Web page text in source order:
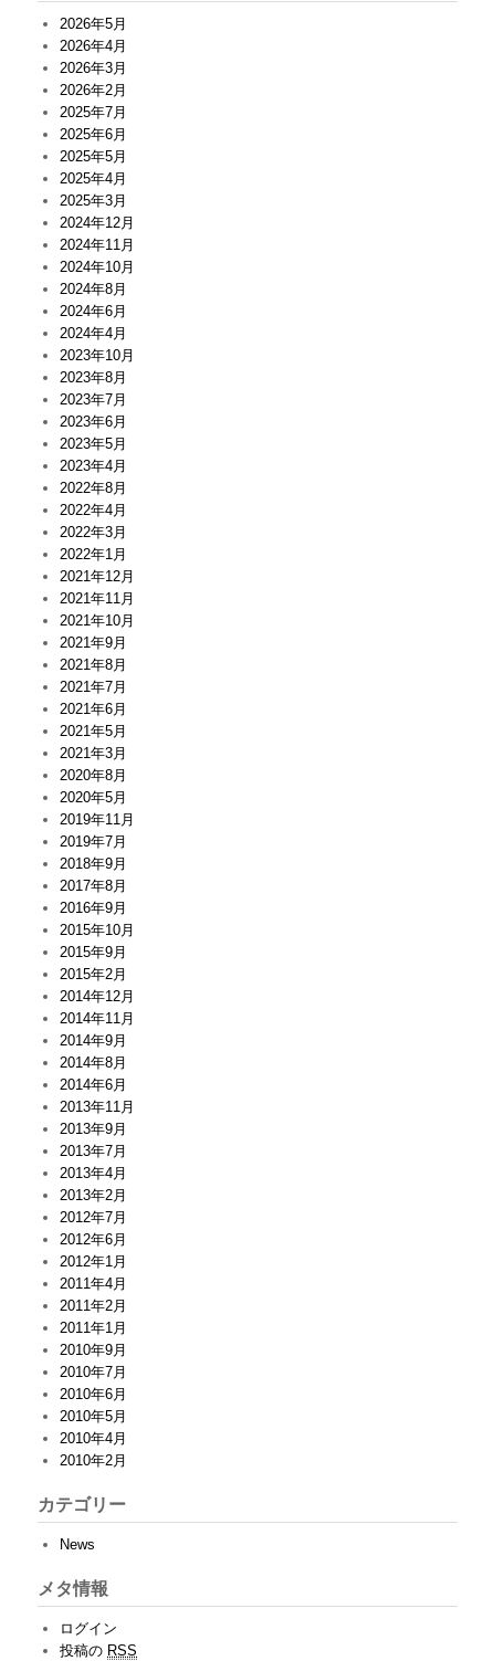
2026年5月
2026年4月
2026年3月
2026年2月
2025年7月
2025年6月
2025年5月
2025年4月
2025年3月
2024年12月
2024年11月
2024年10月
2024年8月
2024年6月
2024年4月
2023年10月
2023年8月
2023年7月
2023年6月
2023年5月
2023年4月
2022年8月
2022年4月
2022年3月
2022年1月
2021年12月
2021年11月
2021年10月
2021年9月
2021年8月
2021年7月
2021年6月
2021年5月
2021年3月
2020年8月
2020年5月
2019年11月
2019年7月
2018年9月
2017年8月
2016年9月
2015年10月
2015年9月
2015年2月
2014年12月
2014年11月
2014年9月
2014年8月
2014年6月
2013年11月
2013年9月
2013年7月
2013年4月
2013年2月
2012年7月
2012年6月
2012年1月
2011年4月
2011年2月
2011年1月
2010年9月
2010年7月
2010年6月
2010年5月
2010年4月
2010年2月
カテゴリー
News
メタ情報
ログイン
投稿の RSS